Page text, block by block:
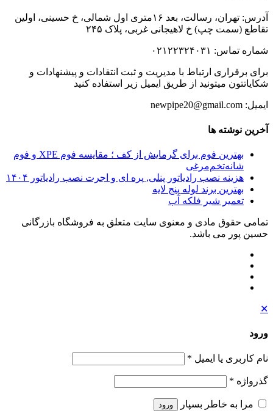
آدرس: تهران، رسالت، بعد ۱۶متری اول شمالی، خ حسینی، اولین
تقاطع (سمت چپ) خ لاهیجانی غربی، پلاک ۲۴۵
شماره تماس: ۰۲۱۲۲۳۲۴۰۳۱
برای برقراری ارتباط با مدیریت و ثبت انتقادات و پیشنهادات و
شکایاتتون میتونید از طریق ایمیل زیر استفاده کنید
ایمیل: newpipe20@gmail.com
آخرین نوشته ها
بهترین فوم برای گرمایش از کف ؛ مقایسه فوم XPE و فوم
شانه‌تخم‌مرغی
هزینه نصب رادیاتور پنلی, پره ای و اجرت نصب رادیاتور ۱۴۰۴
بهترین برند لوله پنج لایه
تعمیر شیر فلکه آب
تمامی حقوق مادی و معنوی سایت متعلق به فروشگاه بازرگانی
حسین پور می باشد.
✕
ورود
نام کاربری یا ایمیل *
گذرواژه *
مرا به خاطر بسپار ورود